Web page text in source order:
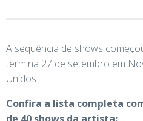
A sequência de shows
termina 27 de setembro em
Unidos.
Confira a lista completa